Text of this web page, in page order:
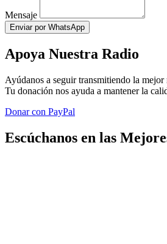
Mensaje
Enviar por WhatsApp
Apoya Nuestra Radio
Ayúdanos a seguir transmitiendo la
Tu donación nos ayuda a mantener la
Donar con PayPal
Escúchanos en las